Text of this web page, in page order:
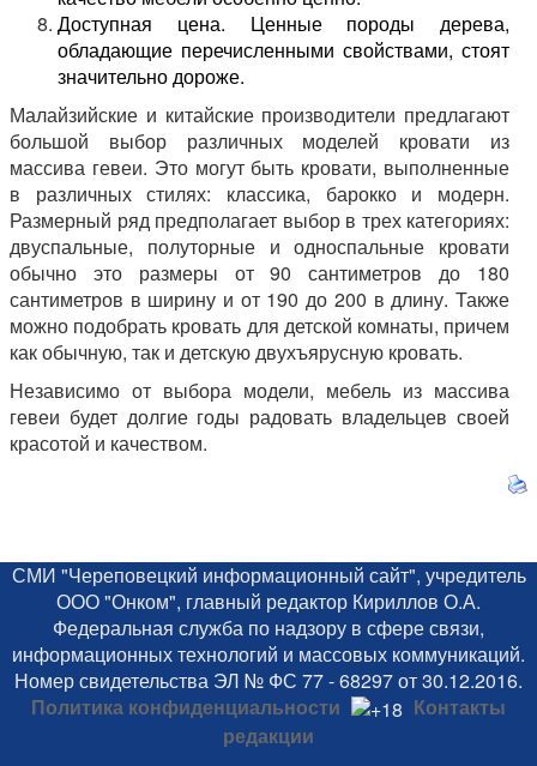
Доступная цена. Ценные породы дерева,
обладающие перечисленными свойствами, стоят
значительно дороже.
Малайзийские и китайские производители предлагают
большой выбор различных моделей кровати из
массива гевеи. Это могут быть кровати, выполненные
в различных стилях: классика, барокко и модерн.
Размерный ряд предполагает выбор в трех категориях:
двуспальные, полуторные и односпальные кровати
обычно это размеры от 90 сантиметров до 180
сантиметров в ширину и от 190 до 200 в длину. Также
можно подобрать кровать для детской комнаты, причем
как обычную, так и детскую двухъярусную кровать.
Независимо от выбора модели, мебель из массива
гевеи будет долгие годы радовать владельцев своей
красотой и качеством.
СМИ "Череповецкий информационный сайт", учредитель
ООО "Онком", главный редактор Кириллов О.А.
Федеральная служба по надзору в сфере связи,
информационных технологий и массовых коммуникаций.
Номер свидетельства ЭЛ № ФС 77 - 68297 от 30.12.2016.
Политика конфиденциальности
Контакты
редакции